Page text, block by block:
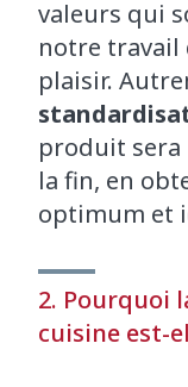
valeurs qui
notre travail
plaisir.
produit sera
la fin, en
optimum et
2. Pourquoi
cuisine est-